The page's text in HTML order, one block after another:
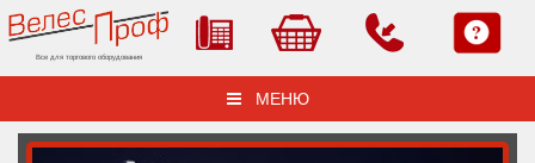
Все для торгового оборудования
МЕНЮ